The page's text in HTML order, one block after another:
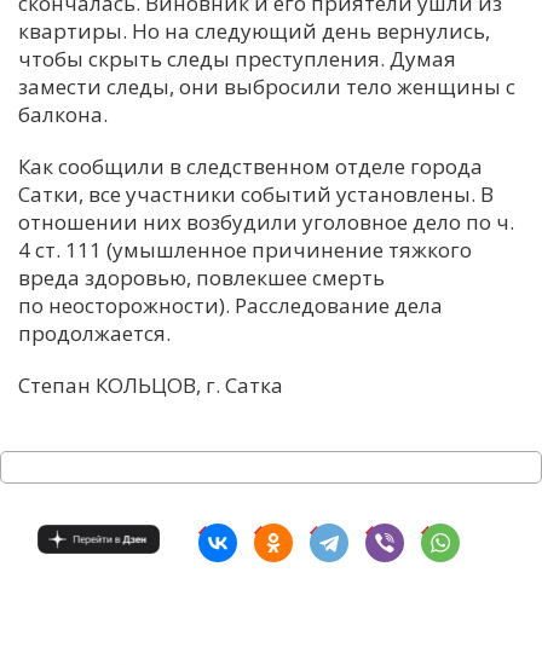
И
К
М
Т
У
Х
Ч
квартиры. Но на следующий день вернулись,
чтобы скрыть следы преступления. Думая
замести следы, они выбросили тело женщины с
балкона.
Как сообщили в следственном отделе города
Сатки, все участники событий установлены. В
отношении них возбудили уголовное дело по ч.
4 ст. 111 (умышленное причинение тяжкого
вреда здоровью, повлекшее смерть
по неосторожности). Расследование дела
продолжается.
Степан КОЛЬЦОВ, г. Сатка